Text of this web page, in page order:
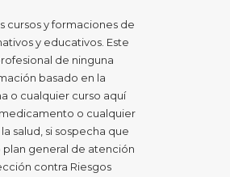
cursos y formaciones de
y educativos. Este
de ninguna
basado en la
o cualquier curso aquí
o cualquier
salud, si sospecha que
general de atención
contra Riesgos